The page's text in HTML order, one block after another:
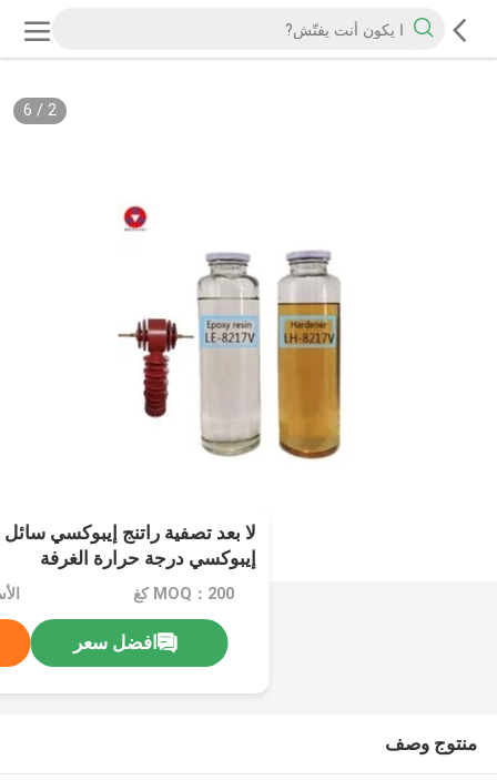
2
/
6
إيبوكسي درجة حرارة الغرفة
MOQ：200 كغ
افضل سعر
منتوج وصف